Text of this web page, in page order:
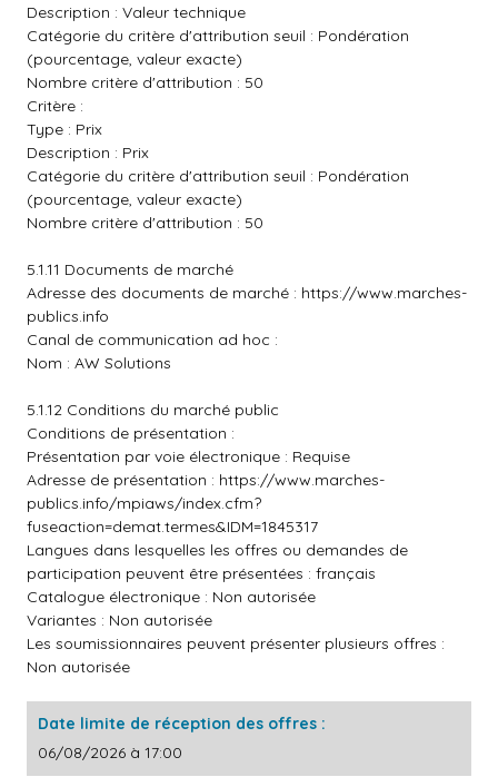
Description : Valeur technique
Catégorie du critère d'attribution seuil : Pondération
(pourcentage, valeur exacte)
Nombre critère d'attribution : 50
Critère :
Type : Prix
Description : Prix
Catégorie du critère d'attribution seuil : Pondération
(pourcentage, valeur exacte)
Nombre critère d'attribution : 50
5.1.11 Documents de marché
Adresse des documents de marché : https://www.marches-
publics.info
Canal de communication ad hoc :
Nom : AW Solutions
5.1.12 Conditions du marché public
Conditions de présentation :
Présentation par voie électronique : Requise
Adresse de présentation : https://www.marches-
publics.info/mpiaws/index.cfm?
fuseaction=demat.termes&IDM=1845317
Langues dans lesquelles les offres ou demandes de
participation peuvent être présentées : français
Catalogue électronique : Non autorisée
Variantes : Non autorisée
Les soumissionnaires peuvent présenter plusieurs offres :
Non autorisée
Date limite de réception des offres :
06/08/2026 à 17:00